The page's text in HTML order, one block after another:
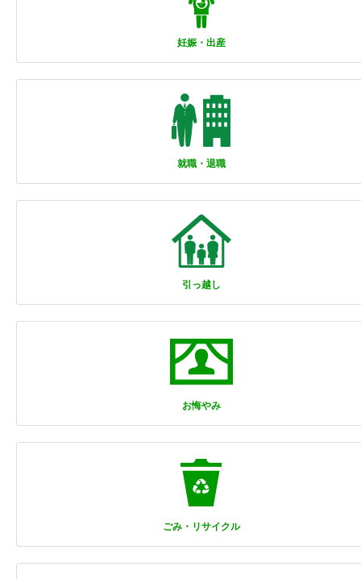
妊娠・出産
就職・退職
引っ越し
お悔やみ
ごみ・リサイクル